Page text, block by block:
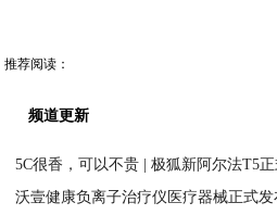
推荐阅读：
频道更新
5C很香，可以不贵 | 极狐新阿尔法T5
沃壹健康负离子治疗仪医疗器械正式